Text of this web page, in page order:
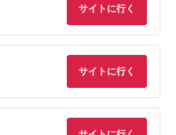
サイトに行く
サイトに行く